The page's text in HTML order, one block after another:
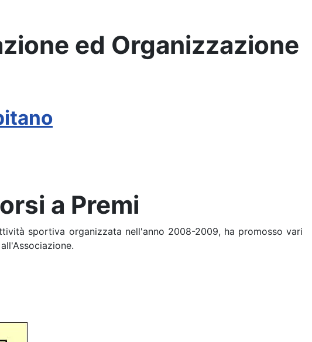
ed Organizzazione
a Premi
sportiva organizzata nell'anno 2008-2009, ha promosso vari